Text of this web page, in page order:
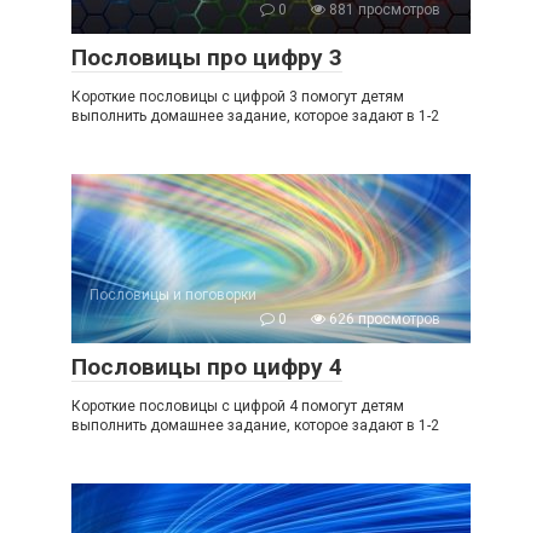
0
881 просмотров
Пословицы про цифру 3
Короткие пословицы с цифрой 3 помогут детям
выполнить домашнее задание, которое задают в 1-2
Пословицы и поговорки
0
626 просмотров
Пословицы про цифру 4
Короткие пословицы с цифрой 4 помогут детям
выполнить домашнее задание, которое задают в 1-2